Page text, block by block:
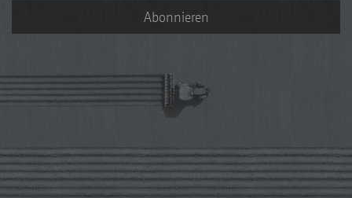
Abonnieren